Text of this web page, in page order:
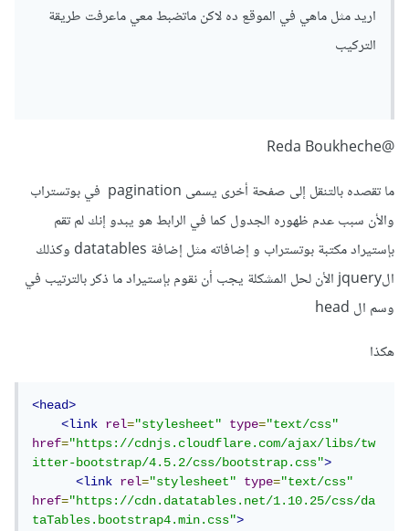
اريد مثل ماهي في الموقع ده لاكن ماتضبط معي ماعرفت طريقة
التركيب
@Reda Boukheche
ما تقصده بالتنقل إلى صفحة أخرى يسمى pagination في بوتستراب
والأن سبب عدم ظهوره الجدول كما في الرابط هو يبدو إنك لم تقم
بإستيراد مكتبة بوتستراب و إضافاته مثل إضافة datatables وكذلك
الjquery الأن لحل المشكلة يجب أن نقوم بإستيراد ما ذكر بالترتيب في
وسم ال head
هكذا
<head>
<link
rel="stylesheet" type="text/css"
href="https://cdnjs.cloudflare.com/ajax/libs/tw
itter-bootstrap/4.5.2/css/bootstrap.css">
<link
rel="stylesheet" type="text/css"
href="https://cdn.datatables.net/1.10.25/css/da
taTables.bootstrap4.min.css">